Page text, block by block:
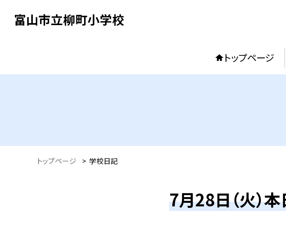
富山市立柳町小学校
トップページ
トップページ > 学校日記
7月28日（火）